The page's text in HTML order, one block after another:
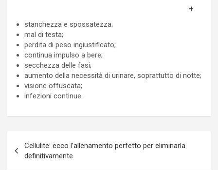
stanchezza e spossatezza;
mal di testa;
perdita di peso ingiustificato;
continua impulso a bere;
secchezza delle fasi;
aumento della necessità di urinare, soprattutto di notte;
visione offuscata;
infezioni continue.
articoli
Cellulite: ecco l’allenamento perfetto per eliminarla
definitivamente